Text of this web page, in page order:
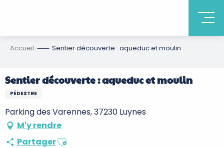
Accueil Sentier découverte : aqueduc et moulin
Sentier découverte : aqueduc et moulin
PÉDESTRE
Parking des Varennes, 37230 Luynes
M'y rendre
PartagerAjouter aux favoris